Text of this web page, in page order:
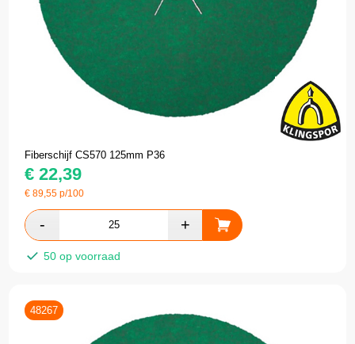
Fiberschijf CS570 125mm P36
€ 22,39
€89,55 p/100
50 op voorraad
48267